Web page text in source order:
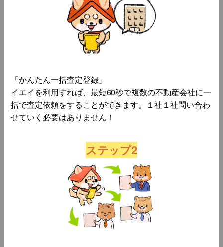
「かんたん一括査定登録」
イエイを利用すれば、最短60秒で複数の不動産会社に一
括で査定依頼をすることができます。１社１社問い合わ
せていく必要はありません！
ステップ2